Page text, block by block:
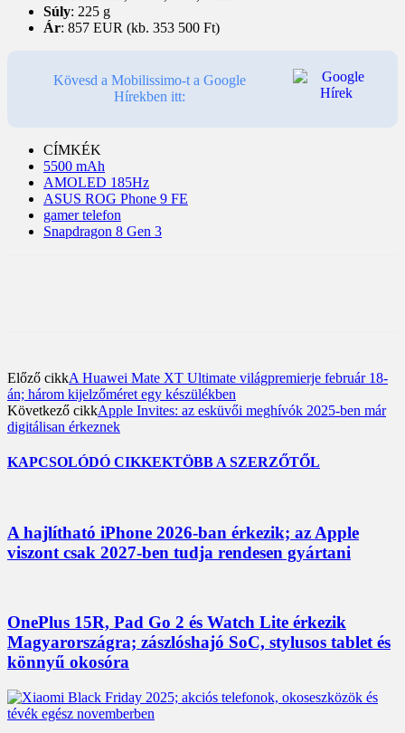
Súly: 225 g
Ár: 857 EUR (kb. 353 500 Ft)
Kövesd a Mobilissimo-t a Google
Hírekben itt:
CÍMKÉK
5500 mAh
AMOLED 185Hz
ASUS ROG Phone 9 FE
gamer telefon
Snapdragon 8 Gen 3
Előző cikkA Huawei Mate XT Ultimate világpremierje február 18-
án; három kijelzőméret egy készülékben
Következő cikkApple Invites: az esküvői meghívók 2025-ben már
digitálisan érkeznek
KAPCSOLÓDÓ CIKKEKTÖBB A SZERZŐTŐL
A hajlítható iPhone 2026-ban érkezik; az Apple
viszont csak 2027-ben tudja rendesen gyártani
OnePlus 15R, Pad Go 2 és Watch Lite érkezik
Magyarországra; zászlóshajó SoC, stylusos tablet és
könnyű okosóra